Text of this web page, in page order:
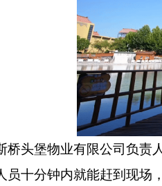
桥头堡物业有限公司负责
员十分钟内就能赶到现场